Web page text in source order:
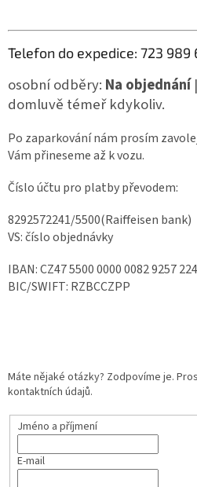
Telefon do expedice: 723 989
osobní odběry: Na objednání
domluvě témeř kdykoliv.
Po zaparkování nám prosím
Vám přineseme až k vozu.
Číslo účtu pro platby převodem:
8292572241/5500(Raiffeisen bank)
VS: číslo objednávky
IBAN: CZ47 5500 0000 0082 9257
BIC/SWIFT: RZBCCZPP
Máte nějaké otázky? Zodpovíme je.
kontaktních údajů.
Jméno a příjmení
E-mail